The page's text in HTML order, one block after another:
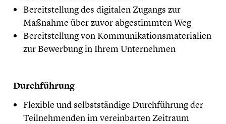
Bereitstellung des digitalen Zugangs zur
Maßnahme über zuvor abgestimmten Weg
Bereitstellung von Kommunikationsmaterialien
zur Bewerbung in Ihrem Unternehmen
Durchführung
Flexible und selbstständige Durchführung der
Teilnehmenden im vereinbarten Zeitraum